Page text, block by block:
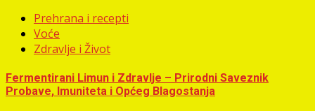
Prehrana i recepti
Voće
Zdravlje i Život
Fermentirani Limun i Zdravlje – Prirodni Saveznik
Probave, Imuniteta i Općeg Blagostanja